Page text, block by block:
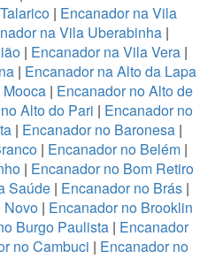
| Encanador na Vila
na Vila Uberabinha|
| Encanador na Vila Vera |
| Encanador na Alto da Lapa
| Encanador no Alto de
Alto do Pari | Encanador no
| Encanador no Baronesa|
| Encanador no Belém |
| Encanador no Bom Retiro
Saúde| Encanador no Brás|
Novo | Encanador no Brooklin
Burgo Paulista| Encanador
no Cambuci | Encanador no